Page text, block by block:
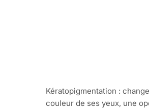
Kératopigmentation :
couleur de ses yeux, une